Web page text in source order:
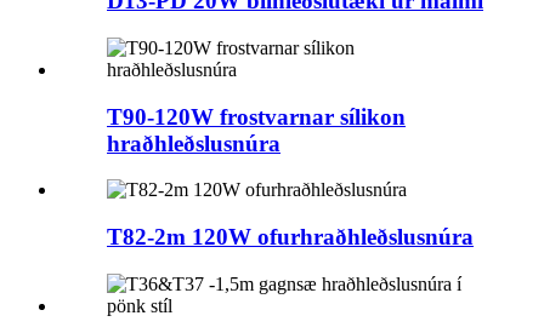
T90-120W frostvarnar sílikon
hraðhleðslusnúra
T82-2m 120W ofurhraðhleðslusnúra